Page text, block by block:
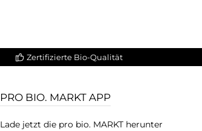
Zertifizierte Bio-Qualität
PRO BIO. MARKT APP
Lade jetzt die pro bio. MARKT herunter